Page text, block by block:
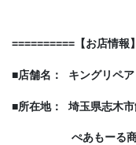
========== 【お店情報】
■店舗名： キングリペア
■所在地： 埼玉県志木市
ぺあもーる